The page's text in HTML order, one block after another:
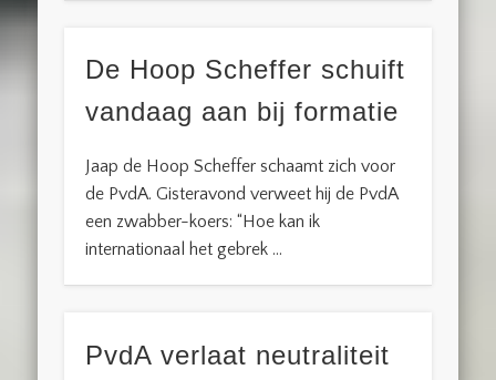
De Hoop Scheffer schuift
vandaag aan bij formatie
Jaap de Hoop Scheffer schaamt zich voor
de PvdA. Gisteravond verweet hij de PvdA
een zwabber-koers: “Hoe kan ik
internationaal het gebrek …
PvdA verlaat neutraliteit